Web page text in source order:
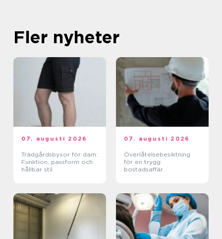
Fler nyheter
07. augusti 2026
Trädgårdsbyxor för dam:
Funktion, passform och
hållbar stil
07. augusti 2026
Överlåtelsebesiktning
för en trygg
bostadsaffär